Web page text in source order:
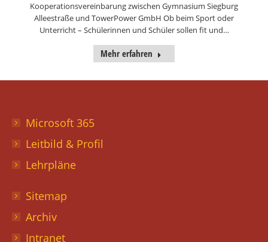
Kooperationsvereinbarung zwischen Gymnasium Siegburg
Alleestraße und TowerPower GmbH Ob beim Sport oder
Unterricht – Schülerinnen und Schüler sollen fit und…
Mehr erfahren
Microsoft 365
Leitbild & Profil
Lehrpläne
Sitemap
Archiv
Intranet